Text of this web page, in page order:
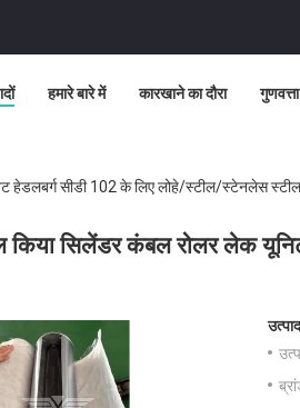
हमारे बारे में कारखाने का दौरा
हेडलबर्ग सीडी 102 के लिए लोहे/स्टील/स्टेनलेस
किया सिलेंडर कंबल रोलर लेक